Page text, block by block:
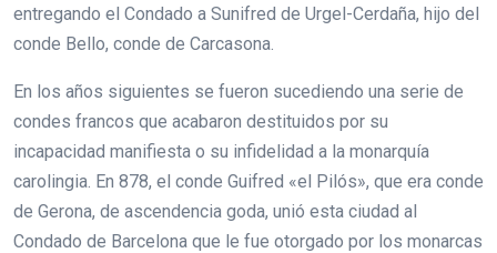
entregando el Condado a Sunifred de Urgel-Cerdaña, hijo del
conde Bello, conde de Carcasona.
En los años siguientes se fueron sucediendo una serie de
condes francos que acabaron destituidos por su
incapacidad manifiesta o su infidelidad a la monarquía
carolingia. En 878, el conde Guifred «el Pilós», que era conde
de Gerona, de ascendencia goda, unió esta ciudad al
Condado de Barcelona que le fue otorgado por los monarcas